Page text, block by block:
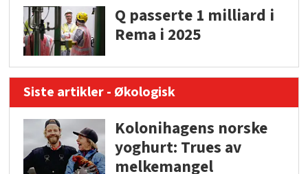
Q passerte 1 milliard i
Rema i 2025
Siste artikler - Økologisk
Kolonihagens norske
yoghurt: Trues av
melkemangel